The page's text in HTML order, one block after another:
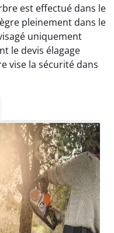
est effectué dans le
pleinement dans le
uniquement
le devis élagage
vise la sécurité dans
Julien Caradec
18 juin 2025
sécurisée,
maîtrisée. Résultat
impeccable.